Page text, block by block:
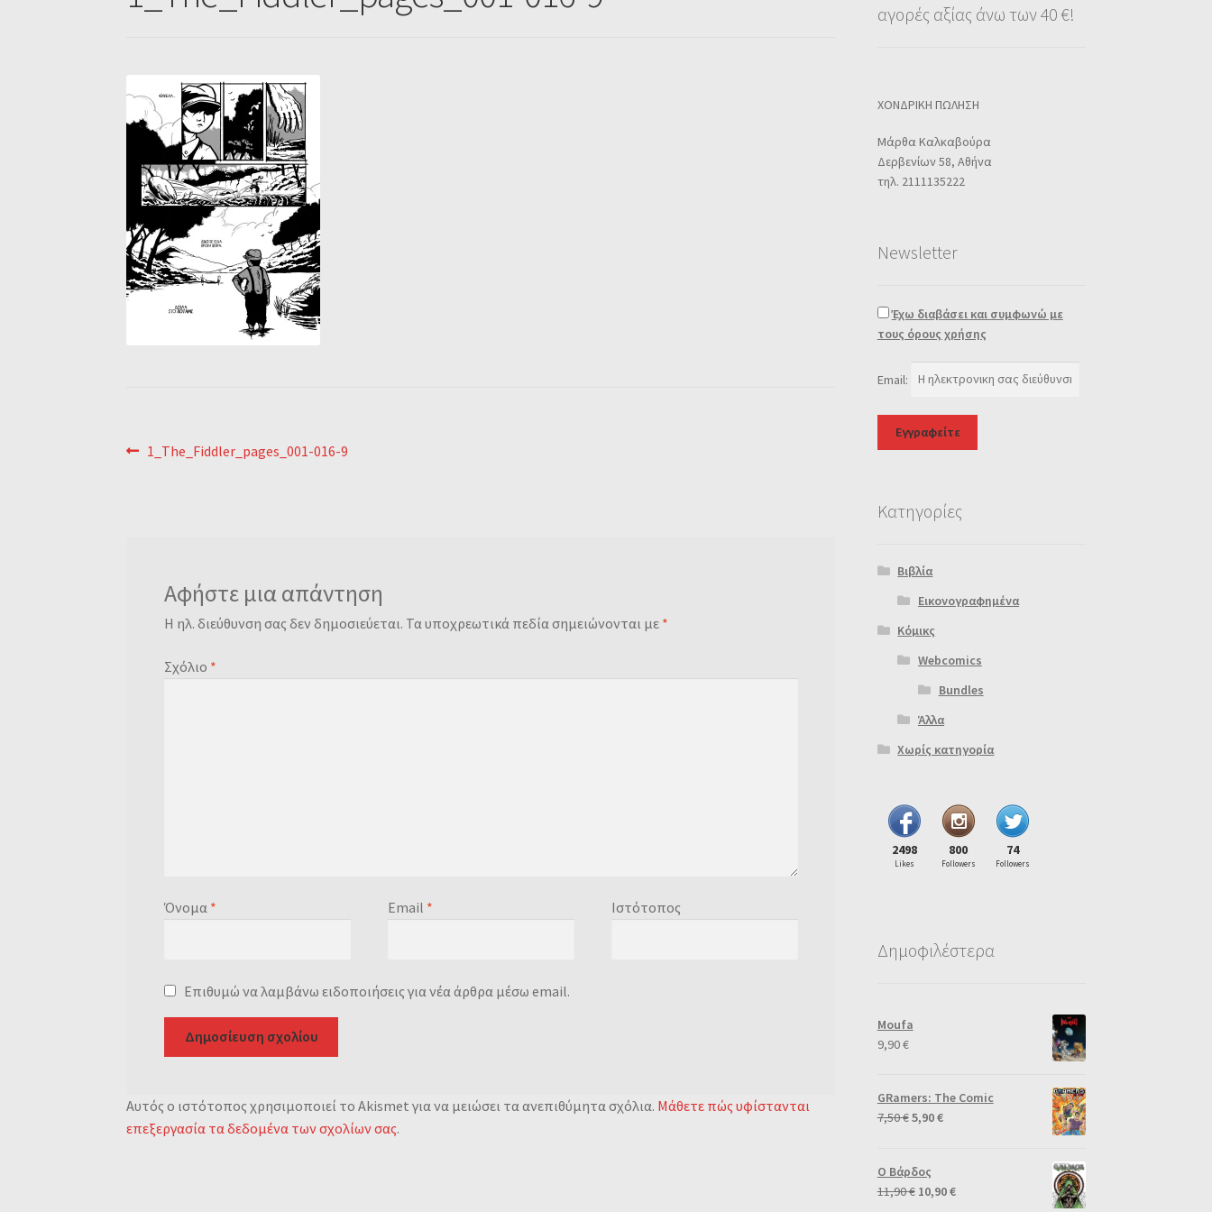
Πλοήγηση
Previous
1_The_Fiddler_pages_001-016-9
Αφήστε μια απάντηση
Η ηλ. διεύθυνση σας δεν δημοσιεύεται. Τα υποχρεωτικά πεδία σημειώνονται με *
Σχόλιο *
Όνομα * Email * Ιστότοπος
Επιθυμώ να λαμβάνω ειδοποιήσεις για νέα άρθρα μέσω email.
Αυτός ο ιστότοπος χρησιμοποιεί το Akismet για να μειώσει τα ανεπιθύμητα σχόλια. Μάθετε πώς υφίστανται
επεξεργασία τα δεδομένα των σχολίων σας.
αγορές αξίας άνω των 40 €!
ΧΟΝΔΡΙΚΗ ΠΩΛΗΣΗ
Μάρθα Καλκαβούρα
Δερβενίων 58, Αθήνα
τηλ. 2111135222
Newsletter
Έχω διαβάσει και συμφωνώ με
τους όρους χρήσης
Email:
Κατηγορίες
Βιβλία
Εικονογραφημένα
Κόμικς
Webcomics
Bundles
Άλλα
Χωρίς κατηγορία
2498
Likes
800
Followers
74
Followers
Δημοφιλέστερα
Moufa
9,90€
GRamers: The Comic
7,50€5,90€
Ο Βάρδος
11,90€ 10,90€